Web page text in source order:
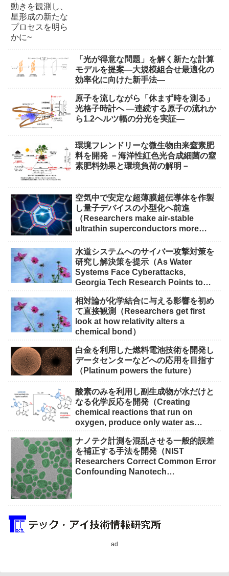
「光が得意な問題」を解く新たな計算
モデルを提案―大規模組合せ最適化の
効率化に向けた新手法―
原子を流しながら「休まず時を測る」
光格子時計へ ―連続する原子の流れか
ら1.2ヘルツ幅の分光を実証―
環境フレンドリーな微生物由来窒素肥
料を開発 －海洋性紅色光合成細菌の窒
素肥料効果と環境負荷の解明－
空気中で安定な超薄膜超伝導体を作製
し量子デバイスの小型化へ前進
（Researchers make air-stable
ultrathin superconductors more
水道システムへのサイバー攻撃対策を
研究し解決策を提示（As Water
Systems Face Cyberattacks,
Georgia Tech Research Points to
相対論が化学結合に与える影響を初め
て直接観測（Researchers get first
look at how relativity alters a
chemical bond）
白金を利用した燃料電池技術を開発し
データセンターなどへの応用を目指す
（Platinum powers the future）
酸素のみを利用し副生成物が水だけと
なる化学反応を開発（Creating
chemical reactions that run on
oxygen, produce only water as
ナノテク計測を混乱させる一般的誤差
を補正する手法を開発（NIST
Researchers Correct Common Error
Confounding Nanotech
ad